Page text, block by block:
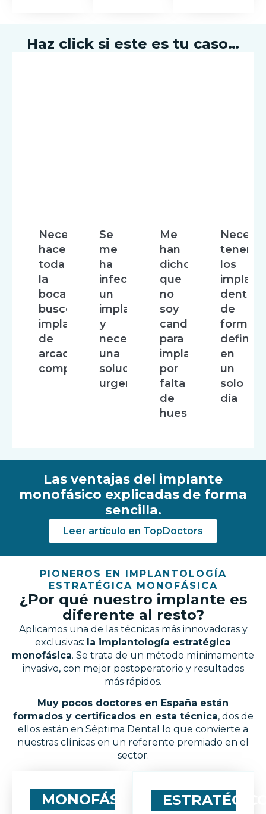
Haz click si este es tu caso…
Necesito
hacerme
toda
la
boca,
busco
implantes
de
arcada
completa
Se
me
ha
infectado
un
implante
y
necesito
una
solución
urgente
Me
han
dicho
que
no
soy
candidato
para
implantes
por
falta
de
hueso
tener
los
de
forma
en
un
solo
día
Las ventajas del implante
monofásico explicadas de forma
sencilla.
Leer artículo en TopDoctors
PIONEROS EN IMPLANTOLOGÍA
ESTRATÉGICA MONOFÁSICA
¿Por qué nuestro implante es
diferente al resto?
Aplicamos una de las técnicas más innovadoras y
exclusivas: la implantología estratégica
monofásica. Se trata de un método mínimamente
invasivo, con mejor postoperatorio y resultados
más rápidos.
Muy pocos doctores en España están
formados y certificados en esta técnica, dos de
ellos están en Séptima Dental lo que convierte a
nuestras clínicas en un referente premiado en el
sector.
MONOFÁSICO